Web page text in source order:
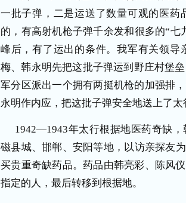
一批子弹，二是运送了数量可观的医药
的，有高射机枪子弹千余发和很多的“
峰后，有了运出的条件。我军有关领
梅、韩永明先把这批子弹运到野庄村堡垒
军分区派出一个拥有两挺机枪的加强排
永明作内应，把这批子弹安全地送上了太
1942—1943年太行根据地医药奇缺，
磁县城、邯郸、安阳等地，以访亲探友
买贵重奇缺药品。药品由韩亮彩、陈风
指定的人，最后转移到根据地。